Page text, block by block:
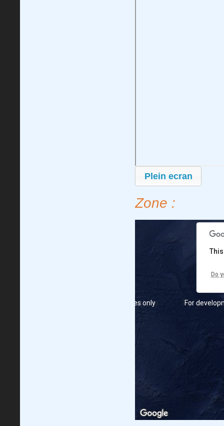
Plein ecran
Zone :
For
For
For development purposes only
For development purposes only
Do